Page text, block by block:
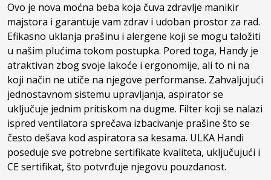
Ovo je nova moćna beba koja čuva zdravlje manikir
majstora i garantuje vam zdrav i udoban prostor za rad.
Efikasno uklanja prašinu i alergene koji se mogu taložiti
u našim plućima tokom postupka. Pored toga, Handy je
atraktivan zbog svoje lakoće i ergonomije, ali to ni na
koji način ne utiče na njegove performanse. Zahvaljujući
jednostavnom sistemu upravljanja, aspirator se
uključuje jednim pritiskom na dugme. Filter koji se nalazi
ispred ventilatora sprečava izbacivanje prašine što se
često dešava kod aspiratora sa kesama. ULKA Handi
poseduje sve potrebne sertifikate kvaliteta, uključujući i
CE sertifikat, što potvrđuje njegovu pouzdanost.